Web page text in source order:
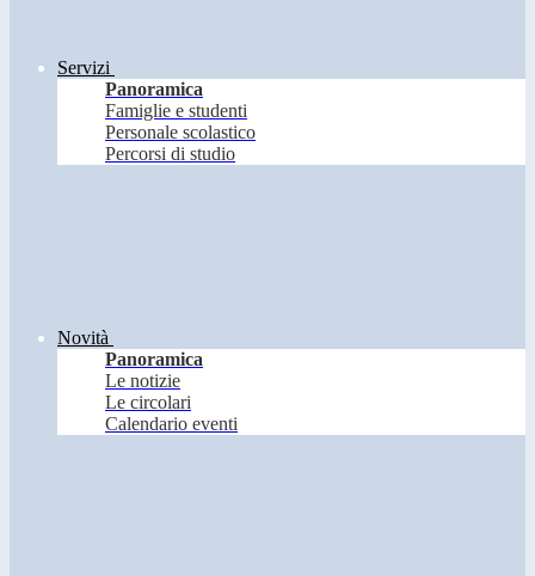
Servizi
Panoramica
Famiglie e studenti
Personale scolastico
Percorsi di studio
Novità
Panoramica
Le notizie
Le circolari
Calendario eventi